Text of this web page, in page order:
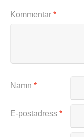
Kommentar *
Namn *
E-postadress *